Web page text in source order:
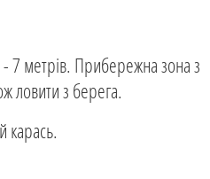
7 метрів. Прибережна зона з
ловити з берега.
карась.